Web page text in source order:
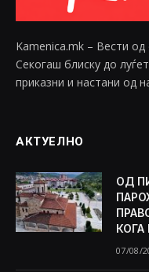
Kamenica.mk – Вести
Секогаш блиску до
приказни и настани од
АКТУЕЛНО
ОД
КОГА
07/08/